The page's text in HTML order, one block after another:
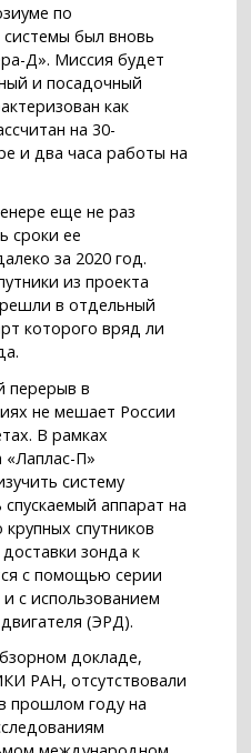
по
был вновь
Д». Миссия будет
и посадочный
как
на 30-
и два часа работы на
еще не раз
сроки ее
за 2020 год.
из проекта
в отдельный
которого вряд ли
перерыв в
не мешает России
В рамках
«Лаплас-П»
систему
аппарат на
спутников
зонда к
с помощью серии
с использованием
(ЭРД).
докладе,
РАН, отсутствовали
прошлом году на